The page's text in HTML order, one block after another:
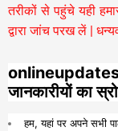
तरीकों से पहुंचे यही
द्वारा जांच परख लें |
जानकारीयों का
हम, यहां पर अपने सभी